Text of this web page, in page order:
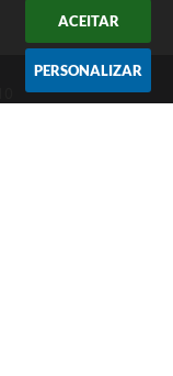
ACEITAR
PERSONALIZAR